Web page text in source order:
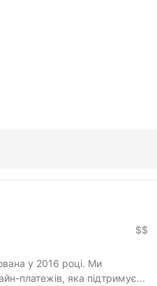
$$
у 2016 році. Ми
платежів, яка підтримує...